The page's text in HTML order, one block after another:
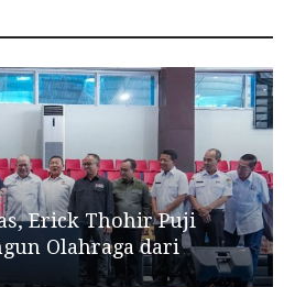
Erick Thohir Puji
Olahraga dari